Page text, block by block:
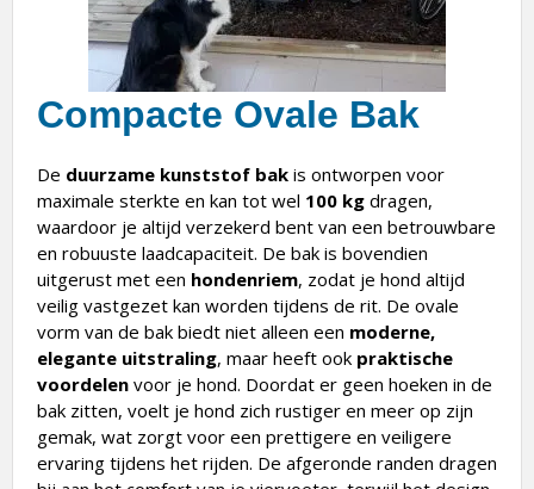
Compacte Ovale Bak
De duurzame kunststof bak is ontworpen voor
maximale sterkte en kan tot wel 100 kg dragen,
waardoor je altijd verzekerd bent van een betrouwbare
en robuuste laadcapaciteit. De bak is bovendien
uitgerust met een hondenriem, zodat je hond altijd
veilig vastgezet kan worden tijdens de rit. De ovale
vorm van de bak biedt niet alleen een moderne,
elegante uitstraling, maar heeft ook praktische
voordelen voor je hond. Doordat er geen hoeken in de
bak zitten, voelt je hond zich rustiger en meer op zijn
gemak, wat zorgt voor een prettigere en veiligere
ervaring tijdens het rijden. De afgeronde randen dragen